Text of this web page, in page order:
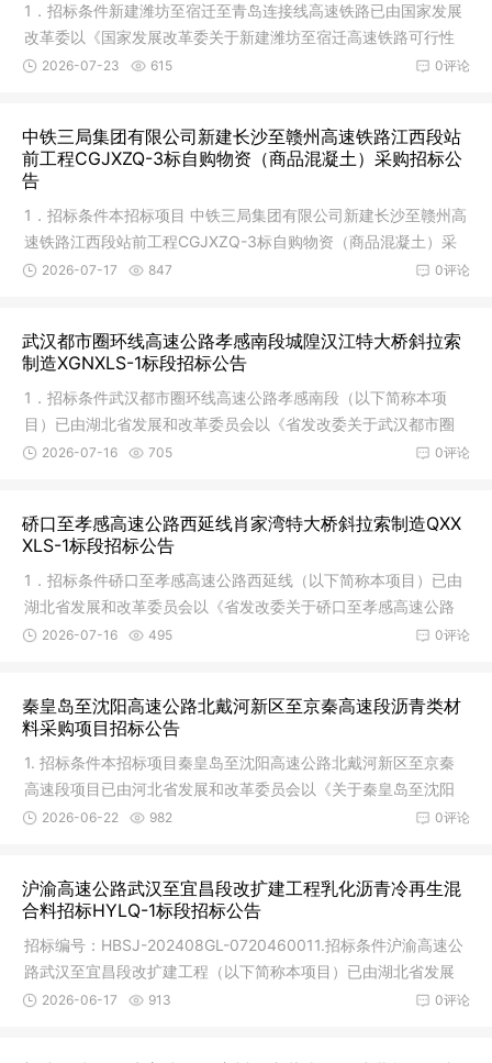
1．招标条件新建潍坊至宿迁至青岛连接线高速铁路已由国家发展
改革委以《国家发展改革委关于新建潍坊至宿迁高速铁路可行性
研究报
0评论
2026-07-23 615
中铁三局集团有限公司新建长沙至赣州高速铁路江西段站
前工程CGJXZQ-3标自购物资（商品混凝土）采购招标公
告
1．招标条件本招标项目 中铁三局集团有限公司新建长沙至赣州高
速铁路江西段站前工程CGJXZQ-3标自购物资（商品混凝土）采
购 （项
0评论
2026-07-17 847
武汉都市圈环线高速公路孝感南段城隍汉江特大桥斜拉索
制造XGNXLS-1标段招标公告
1．招标条件武汉都市圈环线高速公路孝感南段（以下简称本项
目）已由湖北省发展和改革委员会以《省发改委关于武汉都市圈
环线高速
0评论
2026-07-16 705
硚口至孝感高速公路西延线肖家湾特大桥斜拉索制造QXX
XLS-1标段招标公告
1．招标条件硚口至孝感高速公路西延线（以下简称本项目）已由
湖北省发展和改革委员会以《省发改委关于硚口至孝感高速公路
西延线
0评论
2026-07-16 495
秦皇岛至沈阳高速公路北戴河新区至京秦高速段沥青类材
料采购项目招标公告
1. 招标条件本招标项目秦皇岛至沈阳高速公路北戴河新区至京秦
高速段项目已由河北省发展和改革委员会以《关于秦皇岛至沈阳
高速公
0评论
2026-06-22 982
沪渝高速公路武汉至宜昌段改扩建工程乳化沥青冷再生混
合料招标HYLQ-1标段招标公告
招标编号：HBSJ-202408GL-0720460011.招标条件沪渝高速公
路武汉至宜昌段改扩建工程（以下简称本项目）已由湖北省发展
和改革委员
0评论
2026-06-17 913